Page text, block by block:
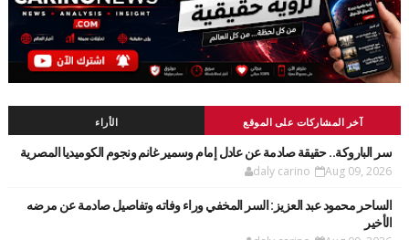
آخر المشاركات على الموقع الأراء
سر الباروكة.. حقيقة صادمة عن عادل إمام وسمير غانم ونجوم الكوميديا المصرية
daly carino Aug 09, 2026
الساحر محمود عبد العزيز: السر المخفي وراء وفاته وتفاصيل صادمة عن مرضه
الأخير